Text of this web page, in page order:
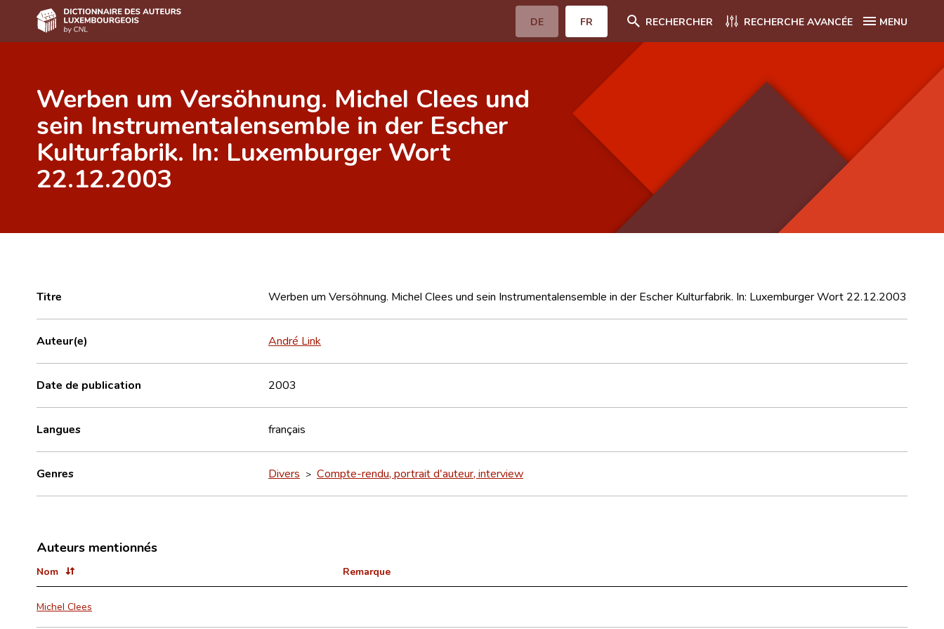
DE FR RECHERCHER RECHERCHE AVANCÉE MENU
Auteur(e)s A-Z
Recherche avancée
Foire aux questions
CNL
Werben um Versöhnung. Michel Clees und
sein Instrumentalensemble in der Escher
Kulturfabrik. In: Luxemburger Wort
22.12.2003
Titre Werben um Versöhnung. Michel Clees und sein Instrumentalensemble in der Escher Kulturfabrik. In: Luxemburger Wort 22.12.2003
Auteur(e) André Link
Date de publication 2003
Langues français
Genres Divers > Compte-rendu, portrait d'auteur, interview
Auteurs mentionnés
Nom Remarque
Michel Clees